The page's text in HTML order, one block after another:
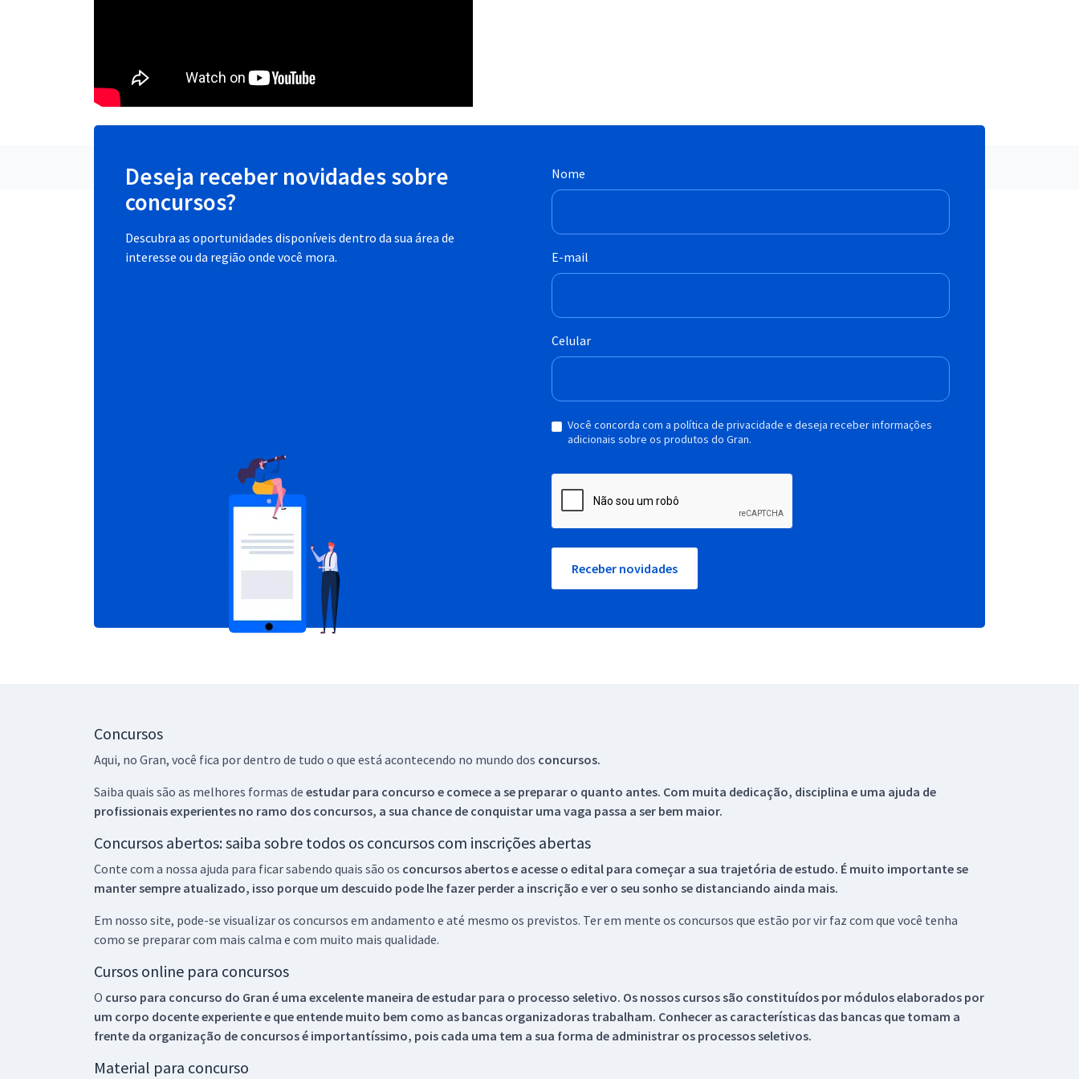
Deseja receber novidades sobre
concursos?
Descubra as oportunidades disponíveis dentro da sua área de
interesse ou da região onde você mora.
Nome
E-mail
Celular
Você concorda com a política de privacidade e deseja receber informações
adicionais sobre os produtos do Gran.
Receber novidades
Concursos
Aqui, no Gran, você fica por dentro de tudo o que está acontecendo no mundo dos concursos.
Saiba quais são as melhores formas de estudar para concurso e comece a se preparar o quanto antes. Com muita dedicação, disciplina e uma ajuda de
profissionais experientes no ramo dos concursos, a sua chance de conquistar uma vaga passa a ser bem maior.
Concursos abertos: saiba sobre todos os concursos com inscrições abertas
Conte com a nossa ajuda para ficar sabendo quais são os concursos abertos e acesse o edital para começar a sua trajetória de estudo. É muito importante se
manter sempre atualizado, isso porque um descuido pode lhe fazer perder a inscrição e ver o seu sonho se distanciando ainda mais.
Em nosso site, pode-se visualizar os concursos em andamento e até mesmo os previstos. Ter em mente os concursos que estão por vir faz com que você tenha
como se preparar com mais calma e com muito mais qualidade.
Cursos online para concursos
O curso para concurso do Gran é uma excelente maneira de estudar para o processo seletivo. Os nossos cursos são constituídos por módulos elaborados por
um corpo docente experiente e que entende muito bem como as bancas organizadoras trabalham. Conhecer as características das bancas que tomam a
frente da organização de concursos é importantíssimo, pois cada uma tem a sua forma de administrar os processos seletivos.
Material para concurso